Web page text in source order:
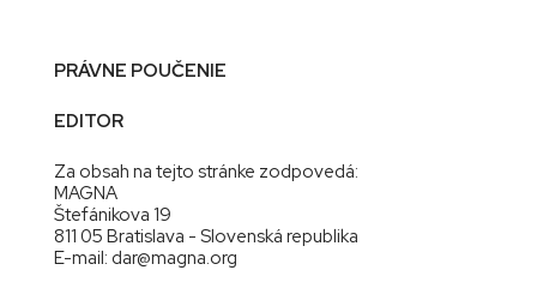
PRÁVNE POUČENIE
EDITOR
Za obsah na tejto stránke zodpovedá:
MAGNA
Štefánikova 19
811 05 Bratislava - Slovenská republika
E-mail: dar@magna.org